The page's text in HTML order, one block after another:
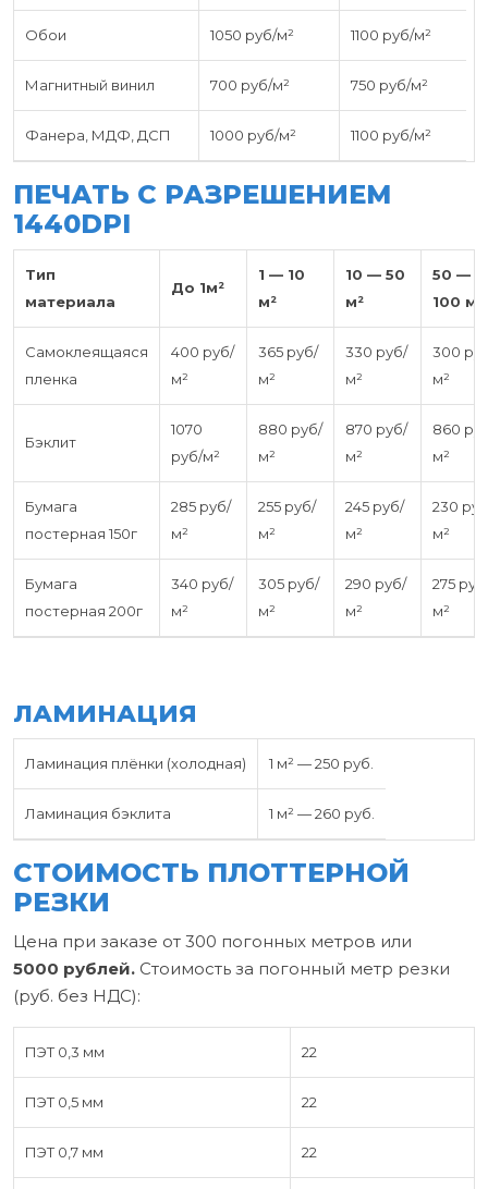
Обои 1050 руб/м² 1100 руб/м²
Магнитный винил 700 руб/м² 750 руб/м²
Фанера, МДФ, ДСП 1000 руб/м² 1100 руб/м²
ПЕЧАТЬ С РАЗРЕШЕНИЕМ
1440DPI
Тип
материала
До 1м²
1 — 10
м²
10 — 50
м²
50 —
100 м²
Самоклеящаяся
пленка
400 руб/
м²
365 руб/
м²
330 руб/
м²
300
м²
Бэклит
1070
руб/м²
880 руб/
м²
870 руб/
м²
860
м²
Бумага
постерная 150г
285 руб/
м²
255 руб/
м²
245 руб/
м²
230
м²
Бумага
постерная 200г
340 руб/
м²
305 руб/
м²
290 руб/
м²
275
м²
ЛАМИНАЦИЯ
Ламинация плёнки (холодная) 1 м² — 250 руб.
Ламинация бэклита 1 м² — 260 руб.
СТОИМОСТЬ ПЛОТТЕРНОЙ
РЕЗКИ
Цена при заказе от 300 погонных метров или
5000 рублей. Стоимость за погонный метр резки
(руб. без НДС):
ПЭТ 0,3 мм 22
ПЭТ 0,5 мм 22
ПЭТ 0,7 мм 22